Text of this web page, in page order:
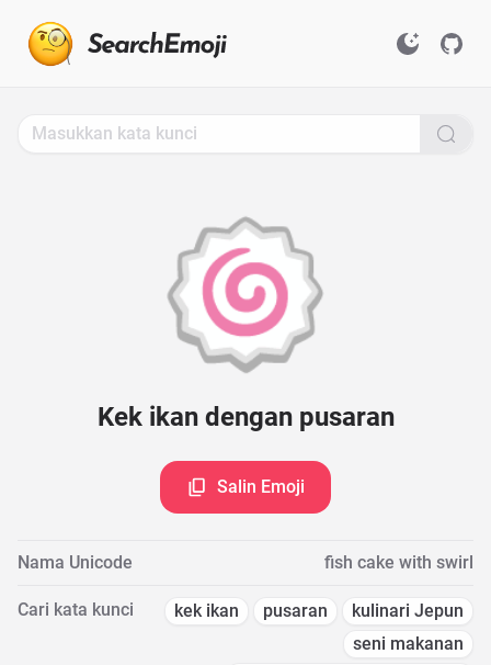
🍥
Kek ikan dengan pusaran
Salin Emoji
Nama Unicode fish cake with swirl
Cari kata kunci kek ikan pusaran
kulinari Jepun
seni makanan